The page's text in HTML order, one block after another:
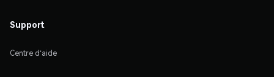
Support
Centre d'aide